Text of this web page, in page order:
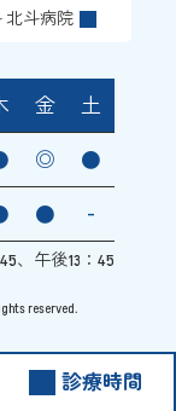
北斗病院
金 土
◎ ●
● -
、午後13：45
reserved.
診療時間